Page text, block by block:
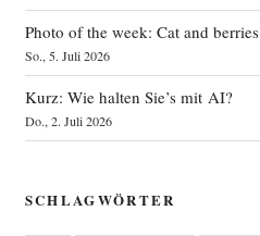
Photo of the week: Cat and berries
So., 5. Juli 2026
Kurz: Wie halten Sie’s mit AI?
Do., 2. Juli 2026
SCHLAGWÖRTER